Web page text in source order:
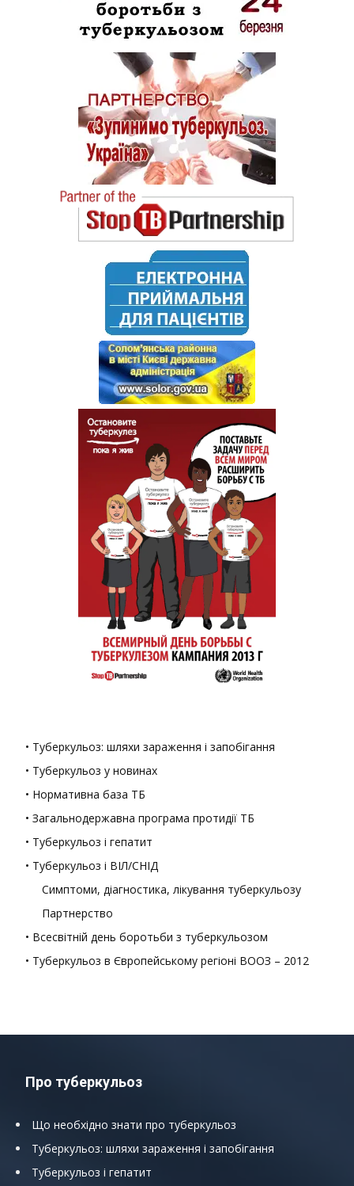
• Туберкульоз: шляхи зараження і запобігання
• Туберкульоз у новинах
• Нормативна база ТБ
• Загальнодержавна програма протидії ТБ
• Туберкульоз і гепатит
• Туберкульоз і ВІЛ/СНІД
Симптоми, діагностика, лікування туберкульозу
Партнерство
• Всесвітній день боротьби з туберкульозом
• Туберкульоз в Європейському регіоні ВООЗ – 2012
Про туберкульоз
Що необхідно знати про туберкульоз
Туберкульоз: шляхи зараження і запобігання
Туберкульоз і гепатит